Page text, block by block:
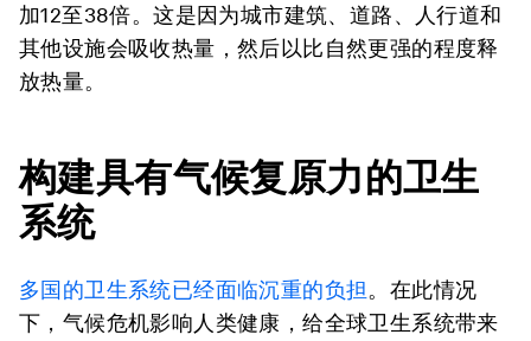
加12至38倍。这是因为城市建筑、道路、人行道和
其他设施会吸收热量，然后以比自然更强的程度释
放热量。
构建具有气候复原力的卫生
系统
多国的卫生系统已经面临沉重的负担。在此情况
下，气候危机影响人类健康，给全球卫生系统带来